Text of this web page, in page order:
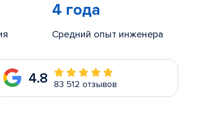
4 года
Средний опыт инженера
4.8 83 512 отзывов